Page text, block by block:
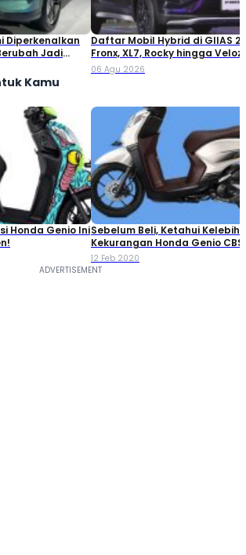
Diperkenalkan
Jadi
Daftar Mobil Hybrid di GIIAS
Fronx, XL7, Rocky hingga Veloz!
06 Agu 2026
Kamu
Honda Genio IniSebelum Beli, Ketahui
Kekurangan Honda Genio CBS
Terbaru
12 Feb 2020